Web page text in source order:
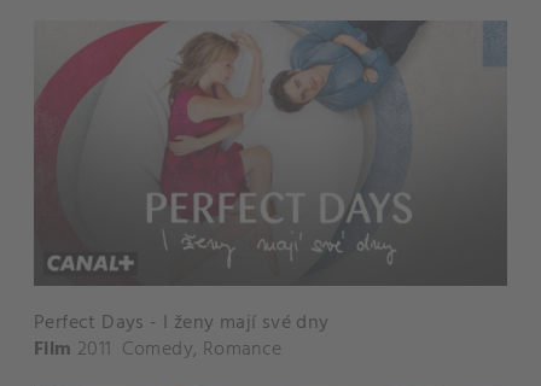
Perfect Days - I ženy mají své dny
Film 2011 Comedy, Romance